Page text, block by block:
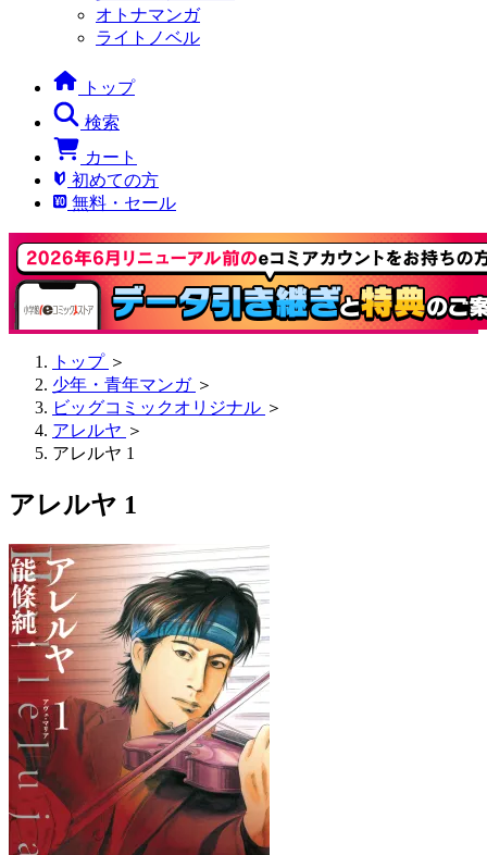
オトナマンガ
ライトノベル
トップ
検索
カート
初めての方
無料・セール
トップ ＞
少年・青年マンガ ＞
ビッグコミックオリジナル ＞
アレルヤ ＞
アレルヤ 1
アレルヤ 1